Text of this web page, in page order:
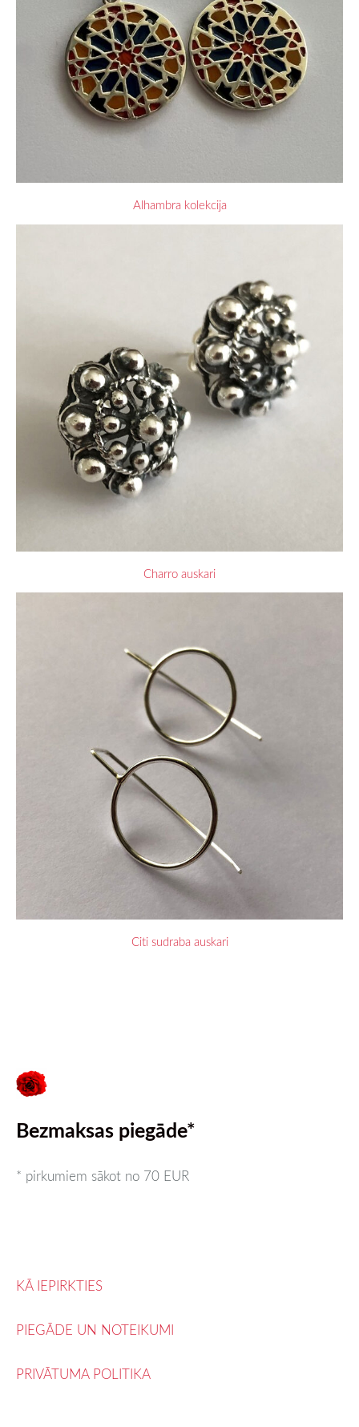
Bezmaksas piegāde*
* pirkumiem sākot no 70 EUR
KĀ IEPIRKTIES
PIEGĀDE UN NOTEIKUMI
PRIVĀTUMA POLITIKA
Alhambra kolekcija
Charro auskari
Citi sudraba auskari